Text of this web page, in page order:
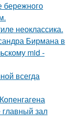
бережного
неоклассика.
Бирмана в
mid -
всегда
зал